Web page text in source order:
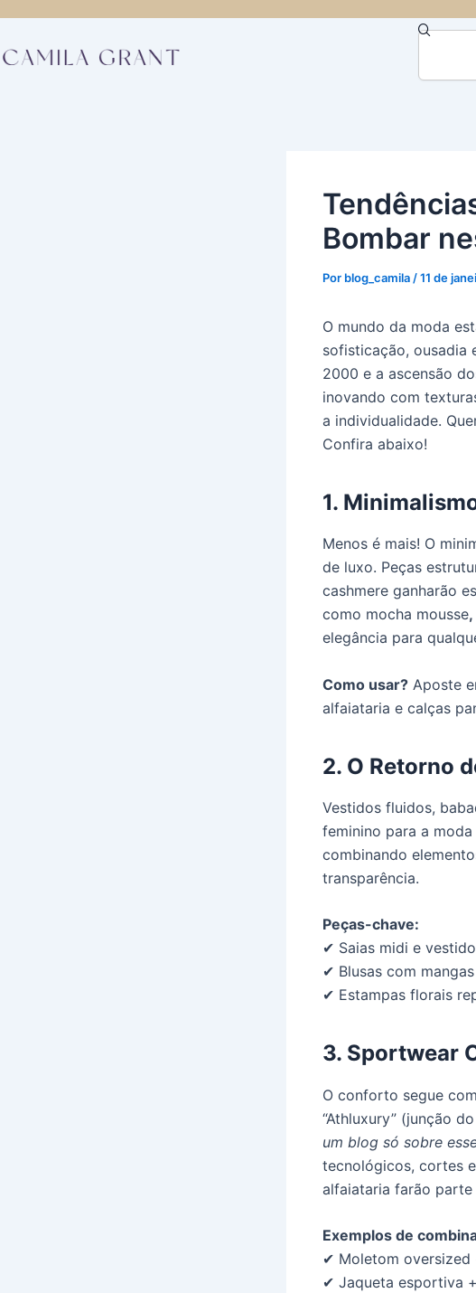
o
Search
Bombar
Por blog_camila /11 de
O mundo da moda
sofisticação, ousadia
2000 e a ascensão
inovando com
a individualidade.
Confira abaixo!
1.
Menos é mais! O
de luxo. Peças
cashmere ganharão
como mocha mousse,
elegância para
Como usar? Aposte
alfaiataria e calças
2. O Retorno
Vestidos fluidos,
feminino para a
combinando
transparência.
Peças-chave:
✔ Saias midi e
✔ Blusas com
✔ Estampas florais
3. Sportwear
O conforto segue
“Athluxury” (junção
um blog só sobre
tecnológicos, cortes
alfaiataria farão
Exemplos de
✔ Moletom oversized
✔ Jaqueta esportiva